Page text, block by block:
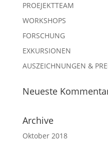
PROEJEKTTEAM
WORKSHOPS
FORSCHUNG
EXKURSIONEN
AUSZEICHNUNGEN &
Neueste
Archive
Oktober 2018